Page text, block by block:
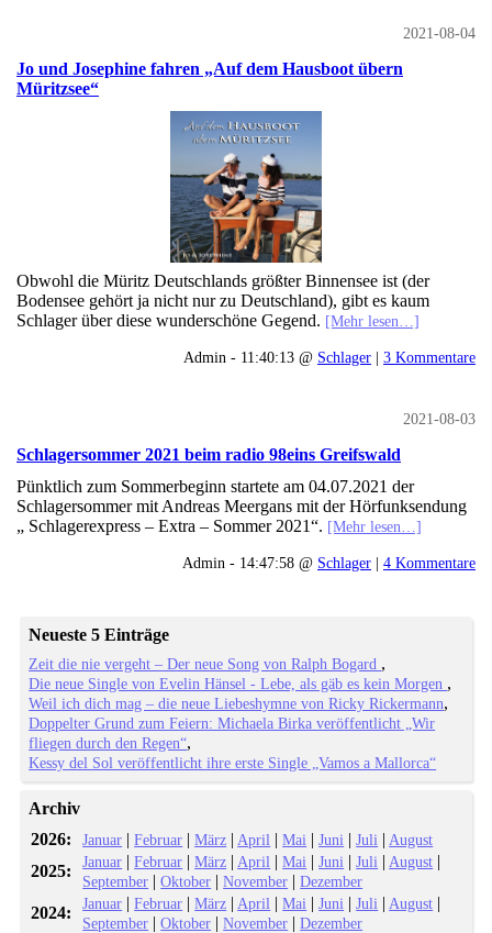
2021-08-04
Jo und Josephine fahren „Auf dem Hausboot übern
Müritzsee“
Obwohl die Müritz Deutschlands größter Binnensee ist (der
Bodensee gehört ja nicht nur zu Deutschland), gibt es kaum
Schlager über diese wunderschöne Gegend. [Mehr lesen…]
Admin - 11:40:13 @ Schlager | 3 Kommentare
2021-08-03
Schlagersommer 2021 beim radio 98eins Greifswald
Pünktlich zum Sommerbeginn startete am 04.07.2021 der
Schlagersommer mit Andreas Meergans mit der Hörfunksendung
„ Schlagerexpress – Extra – Sommer 2021“. [Mehr lesen…]
Admin - 14:47:58 @ Schlager | 4 Kommentare
Neueste 5 Einträge
Zeit die nie vergeht – Der neue Song von Ralph Bogard
Die neue Single von Evelin Hänsel - Lebe, als gäb es kein Morgen
Weil ich dich mag – die neue Liebeshymne von Ricky Rickermann
Doppelter Grund zum Feiern: Michaela Birka veröffentlicht „Wir
fliegen durch den Regen“
Kessy del Sol veröffentlicht ihre erste Single „Vamos a Mallorca“
Archiv
2026:
Januar |Februar |März | April |Mai |Juni |Juli | August
2025: Januar |Februar |März | April |Mai |Juni |Juli | August |
September |Oktober |November |Dezember
2024: Januar |Februar |März | April |Mai |Juni |Juli | August |
September |Oktober |November |Dezember